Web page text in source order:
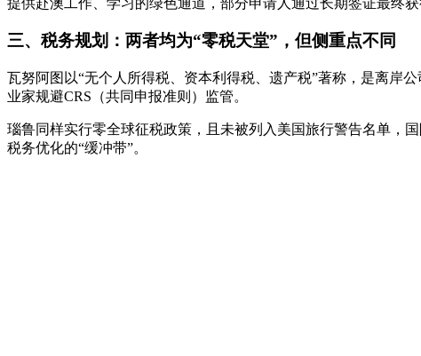
三、税务规划：两者均为“零税天堂”，但侧重点不同
瓦努阿图以“无个人所得税、资本利得税、遗产税”著称，是离岸
业家规避CRS（共同申报准则）监管。
瑙鲁同样实行零全球征税政策，且未被列入美国旅行警告名单，
税务优化的“缓冲带”。